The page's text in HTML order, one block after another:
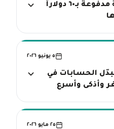
🦁 Brave Origin — نسخة مدفوعة بـ٦٠ دولاراً
٥ يونيو ٢٠٢٦
الحسابات في
٢٥ مايو ٢٠٢٦